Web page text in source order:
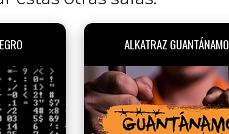
ALKATRAZ GUANTÁNAMO